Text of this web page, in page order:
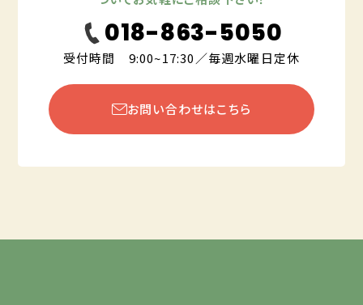
018-863-5050
受付時間 9:00~17:30／毎週水曜日定休
お問い合わせはこちら